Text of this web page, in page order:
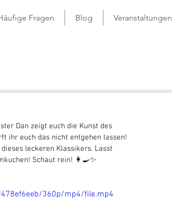
Fragen Blog Veranstaltungen
Dan zeigt euch die Kunst des
ihr euch das nicht entgehen lassen!
leckeren Klassikers. Lasst
Schaut rein! 👩‍🍳✨
360p/mp4/file.mp4